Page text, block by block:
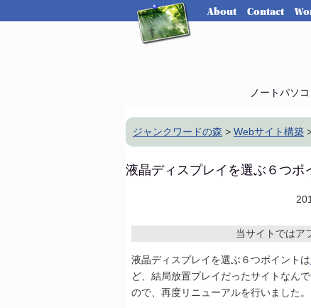
About Contact
ノートパソ
ジャンクワードの森 > Webサイト構築
液晶ディスプレイを選ぶ６つポ
当サイトではア
液晶ディスプレイを選ぶ６つポイントは
ど、結局放置プレイだったサイトなん
ので、再度リニューアルを行いました。